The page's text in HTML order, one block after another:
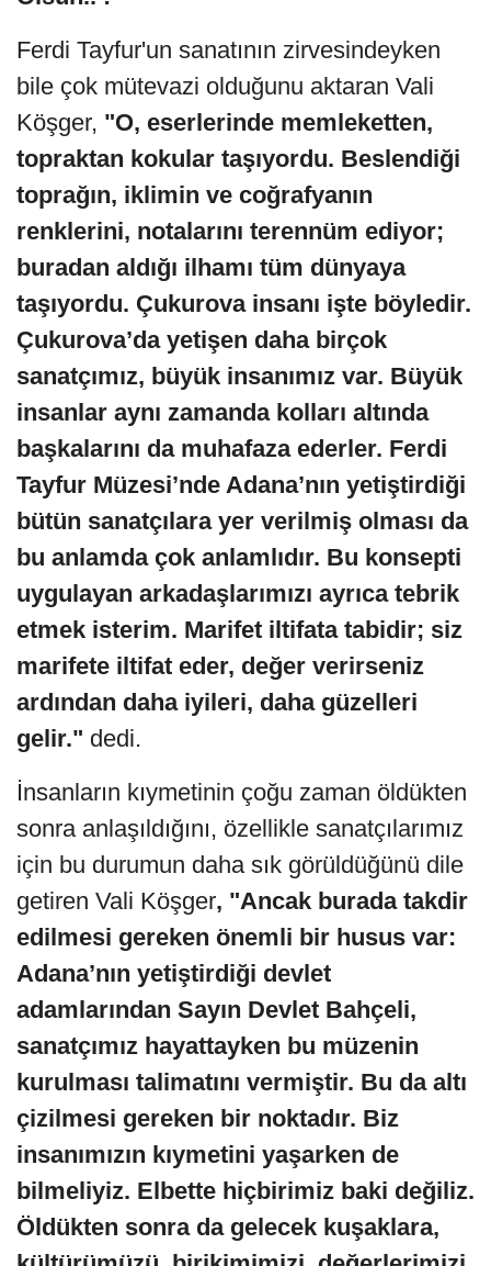
Ferdi Tayfur'un sanatının zirvesindeyken
bile çok mütevazi olduğunu aktaran Vali
Köşger, "O, eserlerinde memleketten,
topraktan kokular taşıyordu. Beslendiği
toprağın, iklimin ve coğrafyanın
renklerini, notalarını terennüm ediyor;
buradan aldığı ilhamı tüm dünyaya
taşıyordu. Çukurova insanı işte böyledir.
Çukurova’da yetişen daha birçok
sanatçımız, büyük insanımız var. Büyük
insanlar aynı zamanda kolları altında
başkalarını da muhafaza ederler. Ferdi
Tayfur Müzesi’nde Adana’nın yetiştirdiği
bütün sanatçılara yer verilmiş olması da
bu anlamda çok anlamlıdır. Bu konsepti
uygulayan arkadaşlarımızı ayrıca tebrik
etmek isterim. Marifet iltifata tabidir; siz
marifete iltifat eder, değer verirseniz
ardından daha iyileri, daha güzelleri
gelir." dedi.
İnsanların kıymetinin çoğu zaman öldükten
sonra anlaşıldığını, özellikle sanatçılarımız
için bu durumun daha sık görüldüğünü dile
getiren Vali Köşger, "Ancak burada takdir
edilmesi gereken önemli bir husus var:
Adana’nın yetiştirdiği devlet
adamlarından Sayın Devlet Bahçeli,
sanatçımız hayattayken bu müzenin
kurulması talimatını vermiştir. Bu da altı
çizilmesi gereken bir noktadır. Biz
insanımızın kıymetini yaşarken de
bilmeliyiz. Elbette hiçbirimiz baki değiliz.
Öldükten sonra da gelecek kuşaklara,